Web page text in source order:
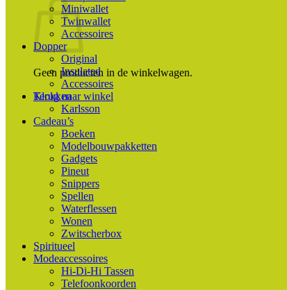
Geen producten in de winkelwagen.
Terug naar winkel
Miniwallet
Twinwallet
Accessoires
Dopper
Original
Insulated
Accessoires
Klokken
Karlsson
Cadeau’s
Boeken
Modelbouwpakketten
Gadgets
Pineut
Snippers
Spellen
Waterflessen
Wonen
Zwitscherbox
Spiritueel
Modeaccessoires
Hi-Di-Hi Tassen
Telefoonkoorden